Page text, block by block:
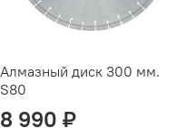
Алмазный диск 300 мм.
S80
8 990 ₽